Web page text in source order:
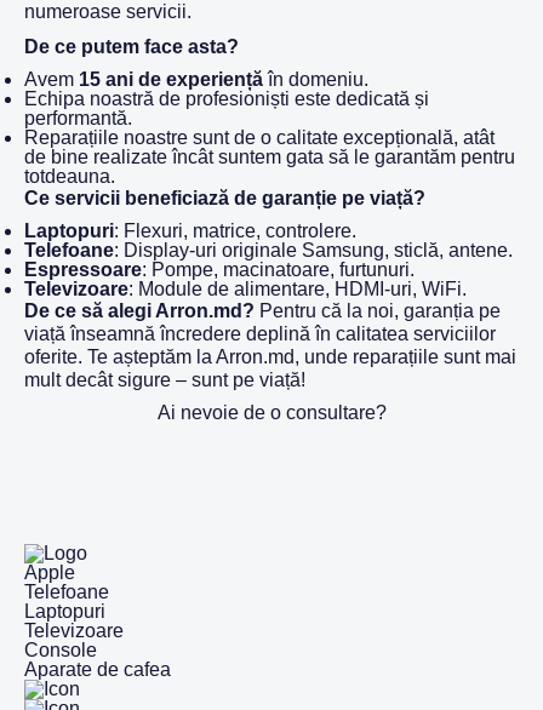
numeroase servicii.
De ce putem face asta?
Avem 15 ani de experiențăîn domeniu.
Echipa noastră de profesioniști este dedicată și
performantă.
Reparațiile noastre sunt de o calitate excepțională, atât
de bine realizate încât suntem gata să le garantăm pentru
totdeauna.
Ce servicii beneficiază de garanție pe viață?
Laptopuri: Flexuri, matrice, controlere.
Telefoane: Display-uri originale Samsung, sticlă, antene.
Espressoare: Pompe, macinatoare, furtunuri.
Televizoare: Module de alimentare, HDMI-uri, WiFi.
De ce să alegi Arron.md? Pentru că la noi, garanția pe
viață înseamnă încredere deplină în calitatea serviciilor
oferite. Te așteptăm la Arron.md, unde reparațiile sunt mai
mult decât sigure – sunt pe viață!
Ai nevoie de o consultare?
Apple
Telefoane
Laptopuri
Televizoare
Console
Aparate de cafea